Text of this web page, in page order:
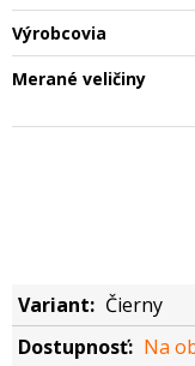
Výrobcovia
Merané veličiny
Čierny
Na